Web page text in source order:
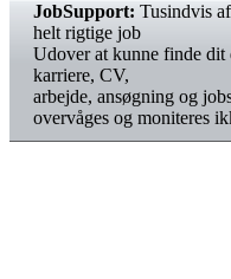
JobSupport: Tusindvis
helt rigtige job
Udover at kunne finde
karriere, CV,
arbejde, ansøgning og
overvåges og moniteres